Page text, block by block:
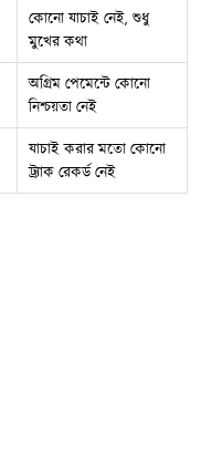
কোনো যাচাই নেই, শুধু
মুখের কথা
অগ্রিম পেমেন্টে কোনো
নিশ্চয়তা নেই
যাচাই করার মতো কোনো
ট্র্যাক রেকর্ড নেই